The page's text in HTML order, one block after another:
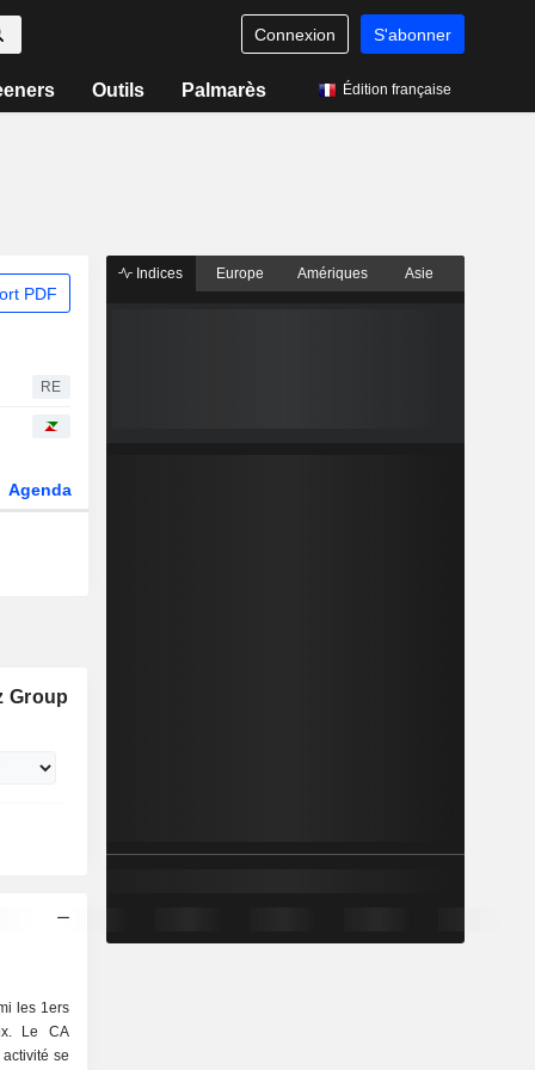
Connexion S'abonner
Outils Palmarès Édition française
PDF
RE
Agenda
Group
les 1ers
Le CA
se
Indices Europe Amériques Asie